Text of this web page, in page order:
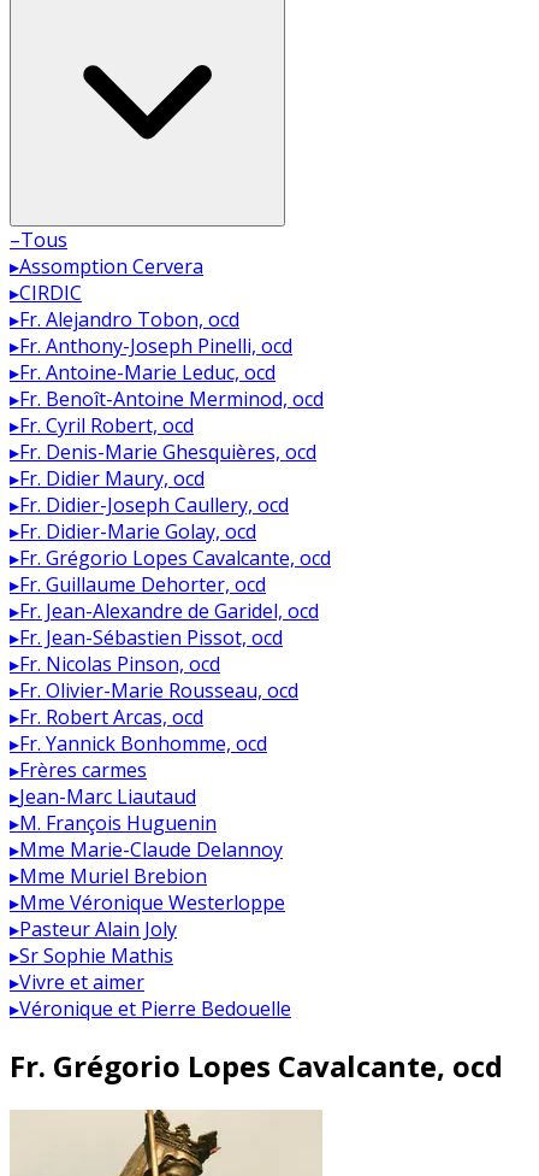
–Tous
▸Assomption Cervera
▸CIRDIC
▸Fr. Alejandro Tobon, ocd
▸Fr. Anthony-Joseph Pinelli, ocd
▸Fr. Antoine-Marie Leduc, ocd
▸Fr. Benoît-Antoine Merminod, ocd
▸Fr. Cyril Robert, ocd
▸Fr. Denis-Marie Ghesquières, ocd
▸Fr. Didier Maury, ocd
▸Fr. Didier-Joseph Caullery, ocd
▸Fr. Didier-Marie Golay, ocd
▸Fr. Grégorio Lopes Cavalcante, ocd
▸Fr. Guillaume Dehorter, ocd
▸Fr. Jean-Alexandre de Garidel, ocd
▸Fr. Jean-Sébastien Pissot, ocd
▸Fr. Nicolas Pinson, ocd
▸Fr. Olivier-Marie Rousseau, ocd
▸Fr. Robert Arcas, ocd
▸Fr. Yannick Bonhomme, ocd
▸Frères carmes
▸Jean-Marc Liautaud
▸M. François Huguenin
▸Mme Marie-Claude Delannoy
▸Mme Muriel Brebion
▸Mme Véronique Westerloppe
▸Pasteur Alain Joly
▸Sr Sophie Mathis
▸Vivre et aimer
▸Véronique et Pierre Bedouelle
Fr. Grégorio Lopes Cavalcante, ocd